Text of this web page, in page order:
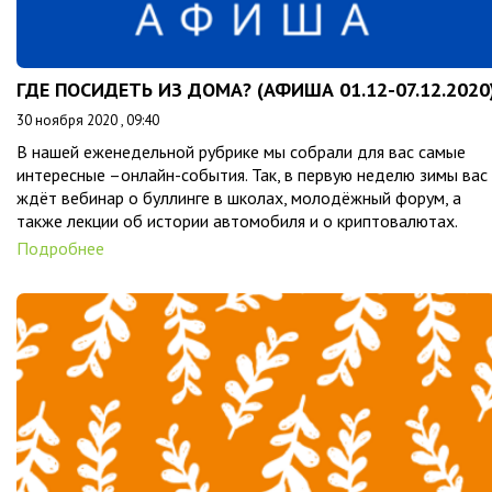
ГДЕ ПОСИДЕТЬ ИЗ ДОМА? (АФИША 01.12-
30 ноября 2020 , 09:40
В нашей еженедельной рубрике мы собрали для вас самые
интересные –онлайн-события. Так, в первую неделю зимы вас
ждёт вебинар о буллинге в школах, молодёжный форум, а
также лекции об истории автомобиля и о криптовалютах.
Подробнее